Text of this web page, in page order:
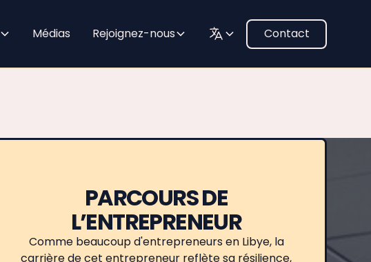
Médias Rejoignez-nous Contact
PARCOURS DE
L’ENTREPRENEUR
Comme beaucoup d'entrepreneurs en Libye, la
carrière de cet entrepreneur reflète sa résilience,